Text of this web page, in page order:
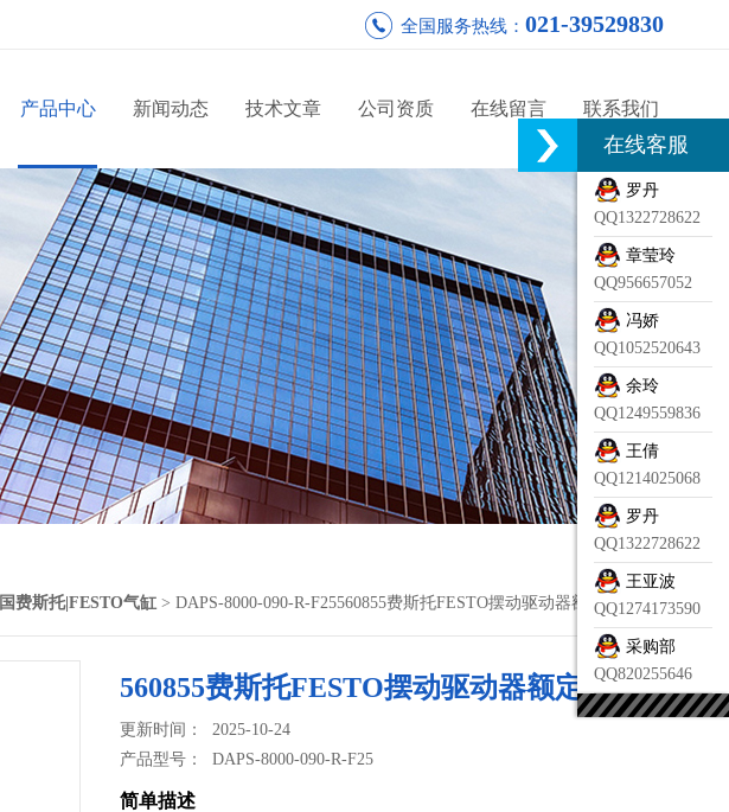
全国服务热线： 021-39529830
产品中心 新闻动态 技术文章 公司资质 在线留言 联系我们
费斯托|FESTO气缸 > DAPS-8000-090-R-F25560855费斯托FESTO摆动驱动器额定值
560855费斯托FESTO摆动驱动器额定值
更新时间： 2025-10-24
产品型号：DAPS-8000-090-R-F25
简单描述
在线客服
罗丹
QQ1322728622
章莹玲
QQ956657052
冯娇
QQ1052520643
余玲
QQ1249559836
王倩
QQ1214025068
罗丹
QQ1322728622
王亚波
QQ1274173590
采购部
QQ820255646